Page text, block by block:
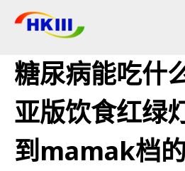
常见问
博客
授权代
糖尿病能吃什
亚版饮食红绿
到mamak档